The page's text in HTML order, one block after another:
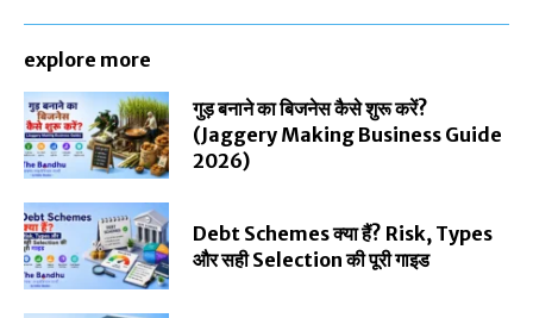
explore more
गुड़ बनाने का बिजनेस कैसे शुरू करें?
(Jaggery Making Business Guide
2026)
Debt Schemes क्या हैं? Risk, Types
और सही Selection की पूरी गाइड